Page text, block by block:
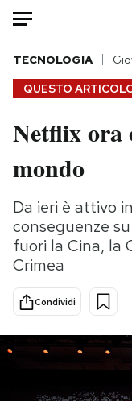
HOME
Italia
Politica
Tecnologia
Internet
Scienza
Cultura
Economia
PODCAST
QUESTO
TECNOLOGIA
Netflix ora
mondo
Da ieri è attivo
conseguenze
fuori la Cina, la
Crimea
Condividi